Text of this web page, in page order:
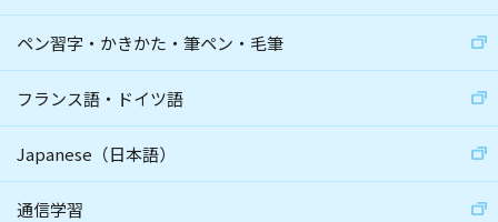
ペン習字・かきかた・筆ペン・毛筆
フランス語・ドイツ語
Japanese（日本語）
通信学習